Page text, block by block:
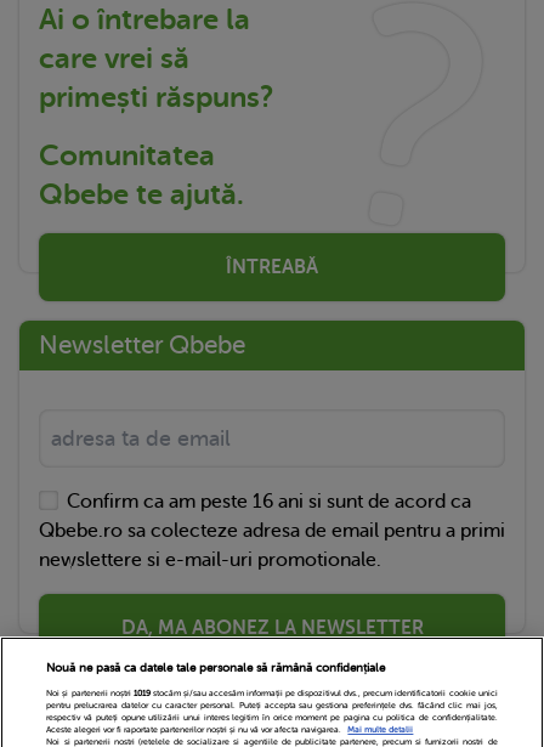
Ai o întrebare la
care vrei să
primești răspuns?
Comunitatea
Qbebe te ajută.
ÎNTREABĂ
Newsletter Qbebe
Confirm ca am peste 16 ani si sunt de acord ca
Qbebe.ro sa colecteze adresa de email pentru a primi
newslettere si e-mail-uri promotionale.
DA, MA ABONEZ LA NEWSLETTER
Nouă ne pasă ca datele tale personale să rămână confidențiale
Noi și partenerii noștri 1019stocăm și/sau accesăm informații pe dispozitivul dvs., precum identificatorii cookie unici
pentru prelucrarea datelor cu caracter personal. Puteți accepta sau gestiona preferințele dvs. făcând clic mai jos,
respectiv vă puteți opune utilizării unui interes legitim în orice moment pe pagina cu politica de confidențialitate.
Aceste alegeri vor fi raportate partenerilor noștri și nu vă vor afecta navigarea.
Mai multe detalii
Noi si partenerii nostri (retelele de socializare si agentiile de publicitate partenere, precum si furnizorii nostri de